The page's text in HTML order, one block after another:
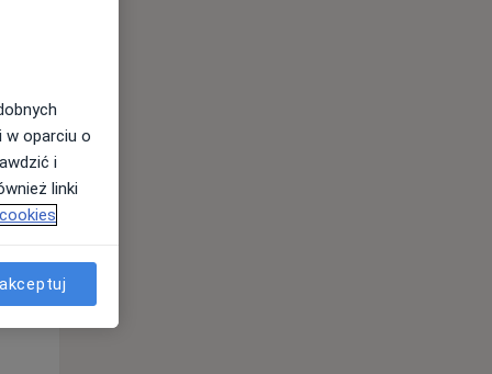
Śr,
w oparciu o
i
linki